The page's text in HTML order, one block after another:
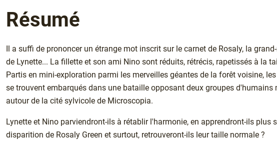
Résumé
Il a suffi de prononcer un étrange mot inscrit sur le carnet de Rosaly, la
de Lynette... La fillette et son ami Nino sont réduits, rétrécis, rapetissés à la
Partis en mini-exploration parmi les merveilles géantes de la forêt voisine,
se trouvent embarqués dans une bataille opposant deux groupes d'humains
autour de la cité sylvicole de Microscopia.
Lynette et Nino parviendront-ils à rétablir l'harmonie, en apprendront-ils plus
disparition de Rosaly Green et surtout, retrouveront-ils leur taille normale ?